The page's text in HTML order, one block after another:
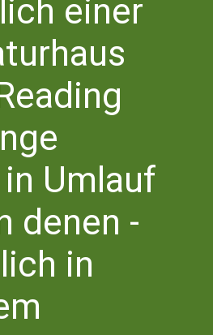
| 11.00 Uhr 12.15 Uhr
einer
Umlauf
denen -
in